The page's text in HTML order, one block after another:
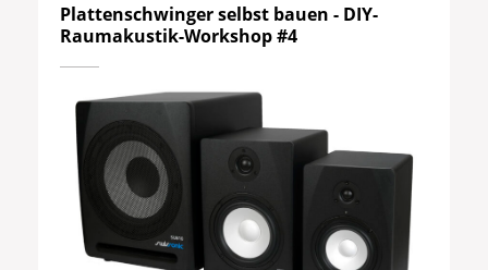
Plattenschwinger selbst bauen - DIY-
Raumakustik-Workshop #4